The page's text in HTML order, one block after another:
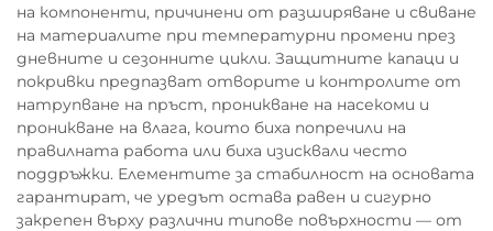
на компоненти, причинени от разширяване и свиване
на материалите при температурни промени през
дневните и сезонните цикли. Защитните капаци и
покривки предпазват отворите и контролите от
натрупване на пръст, проникване на насекоми и
проникване на влага, които биха попречили на
правилната работа или биха изисквали често
поддръжки. Елементите за стабилност на основата
гарантират, че уредът остава равен и сигурно
закрепен върху различни типове повърхности — от